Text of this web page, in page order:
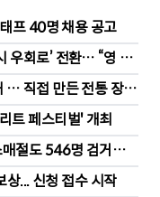
프 40명 채용 공고
우회로’ 전환… “영 스
… 직접 만든 전통 장류
트 페스티벌' 개최
매절도 546명 검거…
... 신청 접수 시작